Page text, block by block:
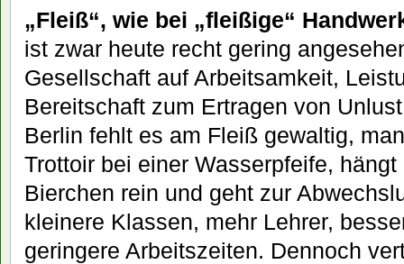
„Fleiß“, wie bei „fleißige“
ist zwar heute recht gering
Gesellschaft auf Arbeitsamkeit,
Bereitschaft zum Ertragen von
Berlin fehlt es am Fleiß gewaltig,
Trottoir bei einer Wasserpfeife,
Bierchen rein und geht zur
kleinere Klassen, mehr Lehrer,
geringere Arbeitszeiten. Dennoch